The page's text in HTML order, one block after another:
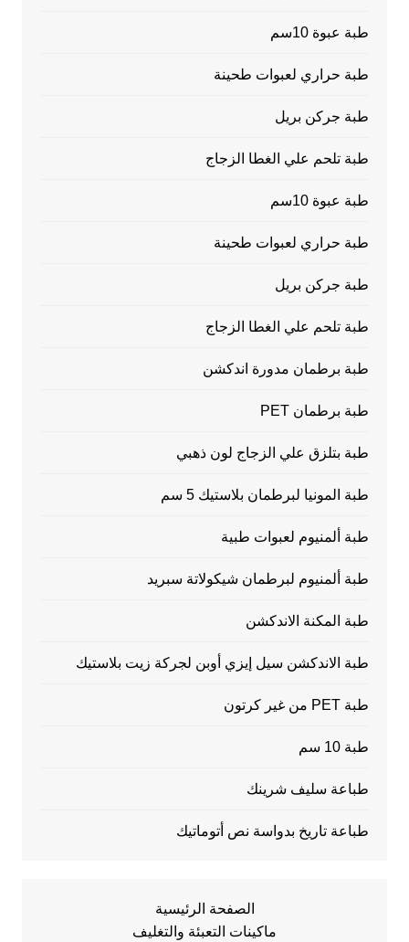
طبة عبوة 10سم
طبة حراري لعبوات طحينة
طبة جركن بريل
طبة تلحم علي الغطا الزجاج
طبة عبوة 10سم
طبة حراري لعبوات طحينة
طبة جركن بريل
طبة تلحم علي الغطا الزجاج
طبة برطمان مدورة اندكشن
طبة برطمان PET
طبة بتلزق علي الزجاج لون ذهبي
طبة المونيا لبرطمان بلاستيك 5 سم
طبة ألمنيوم لعبوات طبية
طبة ألمنيوم لبرطمان شيكولاتة سبريد
طبة المكنة الاندكشن
طبة الاندكشن سيل إيزي أوبن لجركة زيت بلاستيك
طبة PET من غير كرتون
طبة 10 سم
طباعة سليف شرينك
طباعة تاريخ بدواسة نص أتوماتيك
الصفحة الرئيسية
ماكينات التعبئة والتغليف